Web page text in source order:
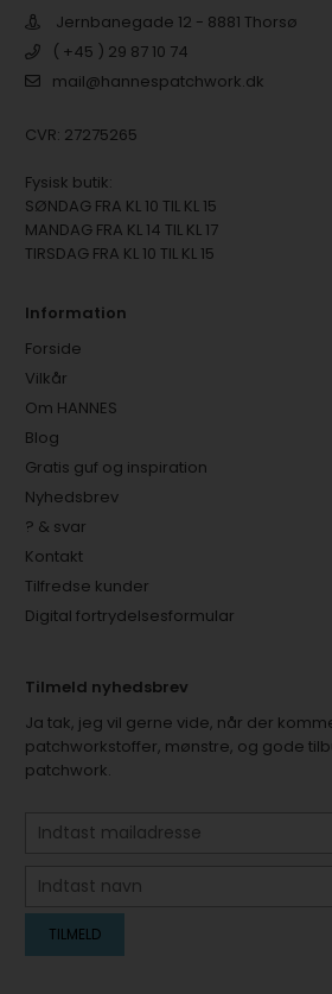
Jernbanegade 12 - 8881 Thorsø
( +45 ) 29 87 10 74
mail@hannespatchwork.dk
CVR: 27275265
Fysisk butik:
SØNDAG FRA KL 10 TIL KL 15
MANDAG FRA KL 14 TIL KL 17
TIRSDAG FRA KL 10 TIL KL 15
Information
Forside
Vilkår
Om HANNES
Blog
Gratis guf og inspiration
Nyhedsbrev
? & svar
Kontakt
Tilfredse kunder
Digital fortrydelsesformular
Tilmeld nyhedsbrev
Ja tak, jeg vil gerne vide, når der
patchworkstoffer, mønstre, og gode
patchwork.